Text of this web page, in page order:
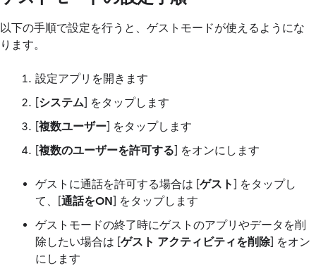
以下の手順で設定を行うと、ゲストモードが使えるようにな
ります。
設定アプリを開きます
[システム] をタップします
[複数ユーザー] をタップします
[複数のユーザーを許可する] をオンにします
ゲストに通話を許可する場合は [ゲスト ] をタップし
て、[通話をON] をタップします
ゲストモードの終了時にゲストのアプリやデータを削
除したい場合は [ゲスト アクティビティを削除] をオン
にします